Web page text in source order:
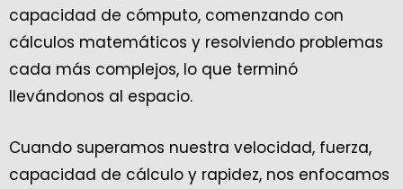
capacidad de cómputo, comenzando con
cálculos matemáticos y resolviendo problemas
cada más complejos, lo que terminó
llevándonos al espacio.
Cuando superamos nuestra velocidad, fuerza,
capacidad de cálculo y rapidez, nos enfocamos